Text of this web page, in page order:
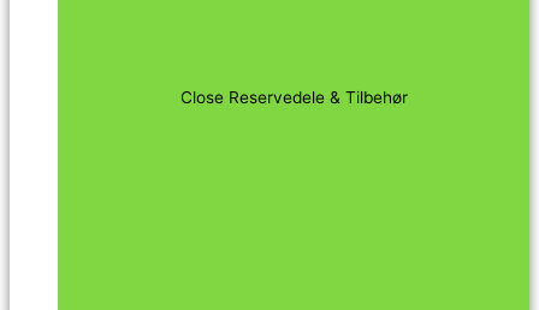
Close Reservedele & Tilbehør